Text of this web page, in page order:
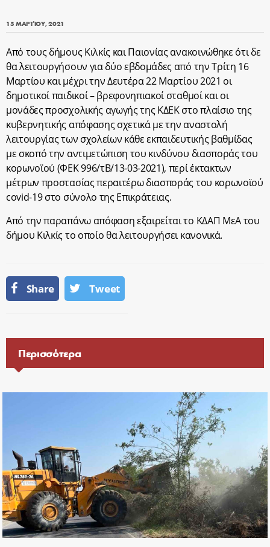
15 ΜΑΡΤΊΟΥ, 2021
Από τους δήμους Κιλκίς και Παιονίας ανακοινώθηκε ότι δε
θα λειτουργήσουν για δύο εβδομάδες από την Τρίτη 16
Μαρτίου και μέχρι την Δευτέρα 22 Μαρτίου 2021 οι
δημοτικοί παιδικοί – βρεφονηπιακοί σταθμοί και οι
μονάδες προσχολικής αγωγής της ΚΔΕΚ στο πλαίσιο της
κυβερνητικής απόφασης σχετικά με την αναστολή
λειτουργίας των σχολείων κάθε εκπαιδευτικής βαθμίδας
με σκοπό την αντιμετώπιση του κινδύνου διασποράς του
κορωνοϊού (ΦΕΚ 996/τΒ/13-03-2021), περί έκτακτων
μέτρων προστασίας περαιτέρω διασποράς του κορωνοϊού
covid-19 στο σύνολο της Επικράτειας.
Από την παραπάνω απόφαση εξαιρείται το ΚΔΑΠ ΜεΑ του
δήμου Κιλκίς το οποίο θα λειτουργήσει κανονικά.
Share Tweet
Περισσότερα